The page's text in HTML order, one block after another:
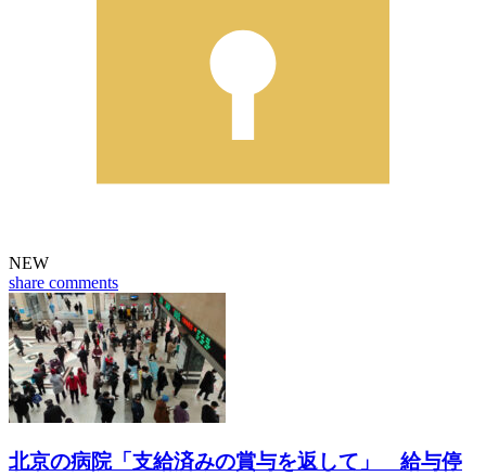
NEW
share comments
北京の病院「支給済みの賞与を返して」 給与停